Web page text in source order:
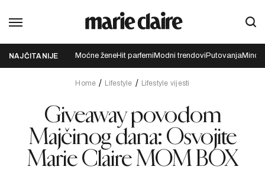
NAJČITANIJE Moćne ženeHit parfemi Modni trendovi Putovanja
Home Lifestyle Lifestyle vijesti
Giveaway povodom
Majčinog dana: Osvojite
Marie Claire MOM BOX